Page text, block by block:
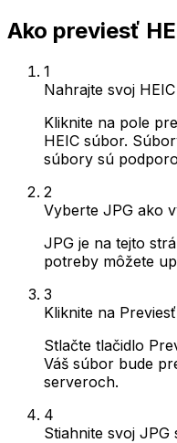
Ako previesť
1
Nahrajte svoj
Kliknite na pole
HEIC súbor.
súbory sú
2
Vyberte JPG ako
JPG je na tejto
potreby môžete
3
Kliknite na Previesť
Stlačte tlačidlo
Váš súbor bude
serveroch.
4
Stiahnite svoj JPG